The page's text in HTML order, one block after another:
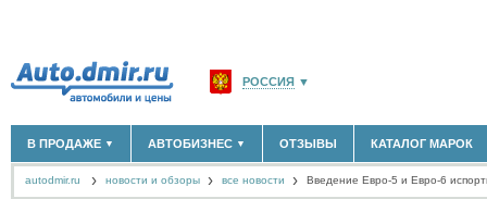
РОССИЯ ▼
САНКТ-ПЕТЕРБУРГ И ОБЛАСТЬ(14298)
КРАСНОДАРСКИЙ КРАЙ(5619)
В ПРОДАЖЕ ▼
НОВЫЕ АВТОМОБИЛИ(30122)
АВТОБИЗНЕС ▼
ОФИЦИАЛЬНЫЕ ДИЛЕРЫ(1347)
ОТЗЫВЫ КАТАЛОГ МАРОК
autodmir.ru новости и обзоры все новости Введение Евро-5 и Евро-6